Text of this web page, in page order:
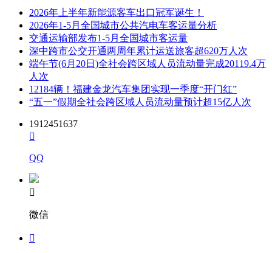
2026年上半年新能源客车出口冠军诞生！
2026年1-5月全国城市公共汽电车客运量分析
交通运输部发布1-5月全国城市客运量
深中跨市公交开通两周年累计运送旅客超620万人次
端午节(6月20日)全社会跨区域人员流动量完成20119.4万
人次
12184辆！福建金龙汽车集团实现一季度“开门红”
“五一”假期全社会跨区域人员流动量预计超15亿人次
1912451637

QQ

微信
